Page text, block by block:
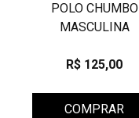
POLO CHUMBO
MASCULINA
R$ 125,00
COMPRAR